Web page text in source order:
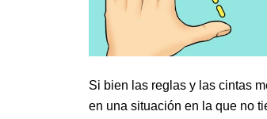
Si bien las reglas y las cintas
en una situación en la que no